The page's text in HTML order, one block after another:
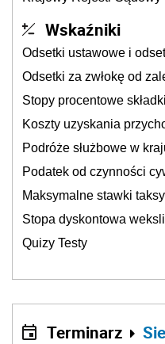
Wskaźniki
Odsetki ustawowe i
Odsetki za zwłokę od
Stopy procentowe
Koszty uzyskania
Podróże służbowe w
Podatek od czynności
Maksymalne stawki
Stopa dyskontowa weksli
Quizy Testy
Terminarz